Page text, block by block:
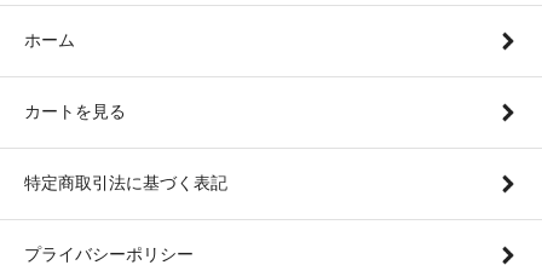
ホーム
カートを見る
特定商取引法に基づく表記
プライバシーポリシー